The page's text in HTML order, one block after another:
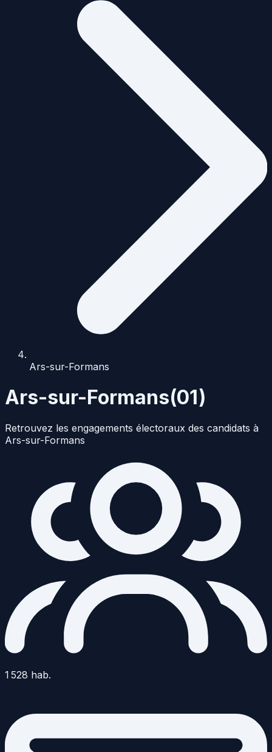
Ars-sur-Formans
Ars-sur-Formans(01)
Retrouvez les engagements électoraux des candidats à
Ars-sur-Formans
1 528 hab.